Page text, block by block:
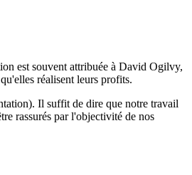
est souvent attribuée à David Ogilvy,
réalisent leurs profits.
Il suffit de dire que notre travail
rassurés par l'objectivité de nos